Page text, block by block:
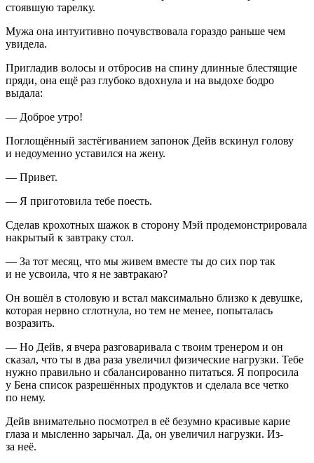
стоявшую тарелку.
Мужа она интуитивно почувствовала гораздо раньше чем
увидела.
Пригладив волосы и отбросив на спину длинные блестящие
пряди, она ещё раз глубоко вдохнула и на выдохе бодро
выдала:
— Доброе утро!
Поглощённый застёгиванием запонок Дейв вскинул голову
и недоуменно уставился на жену.
— Привет.
— Я приготовила тебе поесть.
Сделав крохотных шажок в сторону Мэй продемонстрировала
накрытый к завтраку стол.
— За тот месяц, что мы живем вместе ты до сих пор так
и не усвоила, что я не завтракаю?
Он вошёл в столовую и встал максимально близко к девушке,
которая нервно сглотнула, но тем не менее, попыталась
возразить.
— Но Дейв, я вчера разговаривала с твоим тренером и он
сказал, что ты в два раза увеличил физические нагрузки. Тебе
нужно правильно и сбалансированно питаться. Я попросила
у Бена список разрешённых продуктов и сделала все четко
по нему.
Дейв внимательно посмотрел в её безумно красивые карие
глаза и мысленно зарычал. Да, он увеличил нагрузки. Из-
за неё.